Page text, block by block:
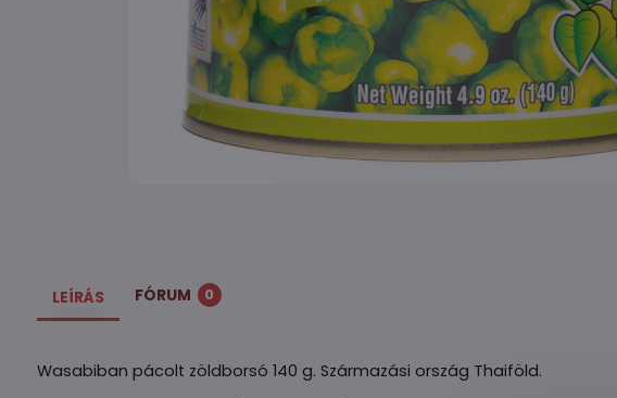
LEÍRÁS FÓRUM 0
Wasabiban pácolt zöldborsó 140 g. Származási ország Thaiföld.